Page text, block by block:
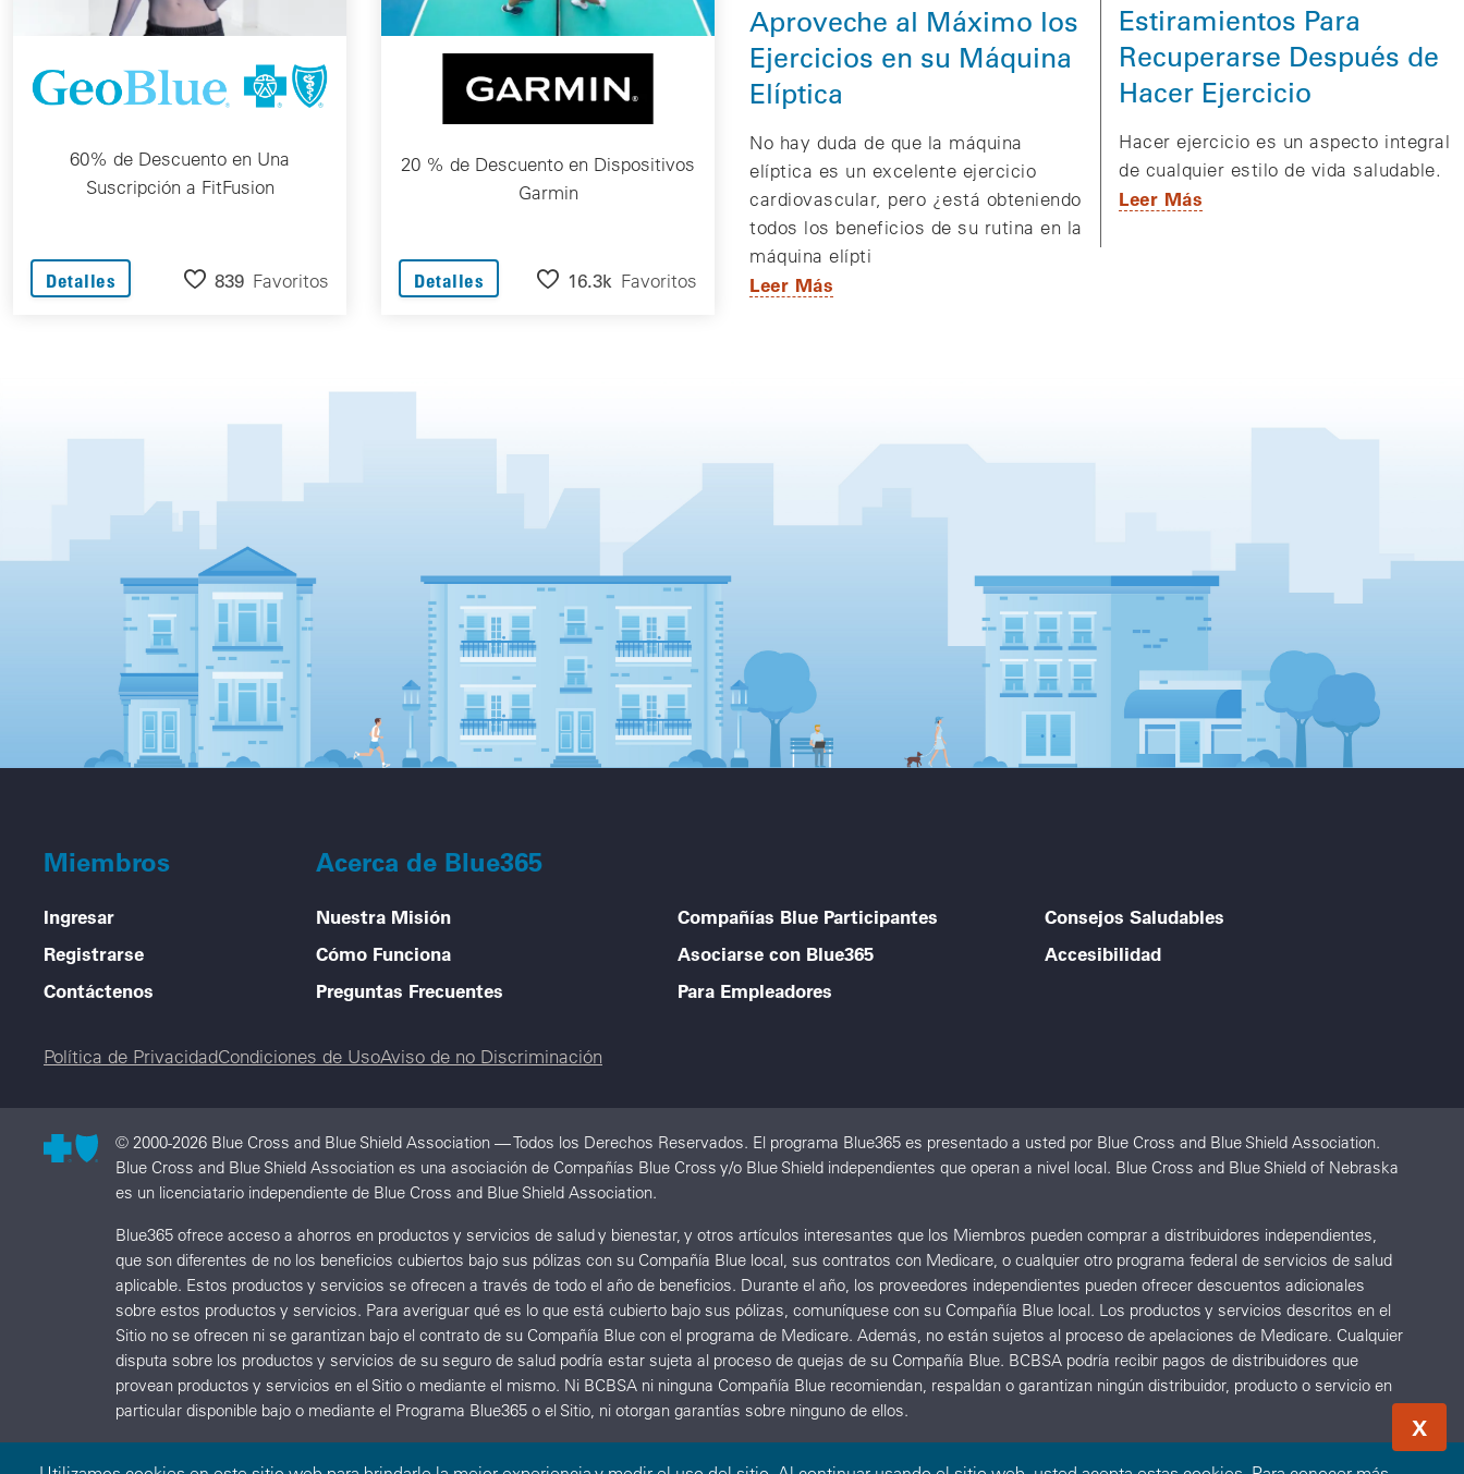
X
60% de Descuento en Una
Suscripción a FitFusion
Detalles 839 Favoritos
20 % de Descuento en Dispositivos
Garmin
Detalles 16.3k Favoritos
Aproveche al Máximo los
Ejercicios en su Máquina
Elíptica
No hay duda de que la máquina
elíptica es un excelente ejercicio
cardiovascular, pero ¿está obteniendo
todos los beneficios de su rutina en la
máquina elípti
Leer Más
Estiramientos Para
Recuperarse Después de
Hacer Ejercicio
Hacer ejercicio es un aspecto integral
de cualquier estilo de vida saludable.
Leer Más
Miembros
Ingresar
Registrarse
Contáctenos
Acerca de Blue365
Nuestra Misión
Cómo Funciona
Preguntas Frecuentes
Compañías Blue Participantes
Asociarse con Blue365
Para Empleadores
Consejos Saludables
Accesibilidad
Legal menu
Política de PrivacidadCondiciones de UsoAviso de no Discriminación
© 2000-2026 Blue Cross and Blue Shield Association — Todos los Derechos Reservados. El programa Blue365 es presentado a usted por Blue Cross and Blue Shield Association.
Blue Cross and Blue Shield Association es una asociación de Compañías Blue Cross y/o Blue Shield independientes que operan a nivel local. Blue Cross and Blue Shield of Nebraska
es un licenciatario independiente de Blue Cross and Blue Shield Association.
Blue365 ofrece acceso a ahorros en productos y servicios de salud y bienestar, y otros artículos interesantes que los Miembros pueden comprar a distribuidores independientes,
que son diferentes de no los beneficios cubiertos bajo sus pólizas con su Compañía Blue local, sus contratos con Medicare, o cualquier otro programa federal de servicios de salud
aplicable. Estos productos y servicios se ofrecen a través de todo el año de beneficios. Durante el año, los proveedores independientes pueden ofrecer descuentos adicionales
sobre estos productos y servicios. Para averiguar qué es lo que está cubierto bajo sus pólizas, comuníquese con su Compañía Blue local. Los productos y servicios descritos en el
Sitio no se ofrecen ni se garantizan bajo el contrato de su Compañía Blue con el programa de Medicare. Además, no están sujetos al proceso de apelaciones de Medicare. Cualquier
disputa sobre los productos y servicios de su seguro de salud podría estar sujeta al proceso de quejas de su Compañía Blue. BCBSA podría recibir pagos de distribuidores que
provean productos y servicios en el Sitio o mediante el mismo. Ni BCBSA ni ninguna Compañía Blue recomiendan, respaldan o garantizan ningún distribuidor, producto o servicio en
particular disponible bajo o mediante el Programa Blue365 o el Sitio, ni otorgan garantías sobre ninguno de ellos.